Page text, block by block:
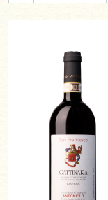
azienda
Weine heute von
Piemonts große
Traditionsbetrieb
anderer und
Konstanz aus.
Familienbetrieb
Piemonte. Es war
nach dem Zweiten